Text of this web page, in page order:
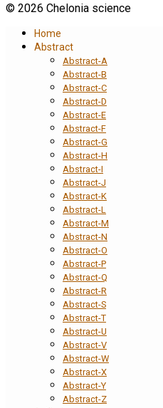
© 2026 Chelonia science
Home
Abstract
Abstract-A
Abstract-B
Abstract-C
Abstract-D
Abstract-E
Abstract-F
Abstract-G
Abstract-H
Abstract-I
Abstract-J
Abstract-K
Abstract-L
Abstract-M
Abstract-N
Abstract-O
Abstract-P
Abstract-Q
Abstract-R
Abstract-S
Abstract-T
Abstract-U
Abstract-V
Abstract-W
Abstract-X
Abstract-Y
Abstract-Z